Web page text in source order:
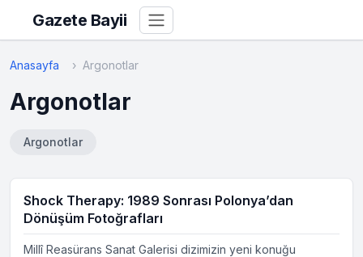
Gazete Bayii
Anasayfa Argonotlar
Argonotlar
Argonotlar
Shock Therapy: 1989 Sonrası Polonya’dan
Dönüşüm Fotoğrafları
Millî Reasürans Sanat Galerisi dizimizin yeni konuğu